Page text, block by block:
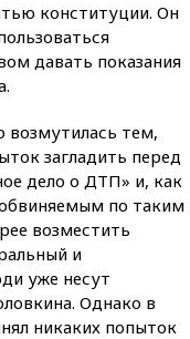
конституции. Он
давать показания
возмутилась тем,
загладить перед
дело о ДТП» и, как
по таким
возместить
и
уже несут
Однако в
никаких попыток